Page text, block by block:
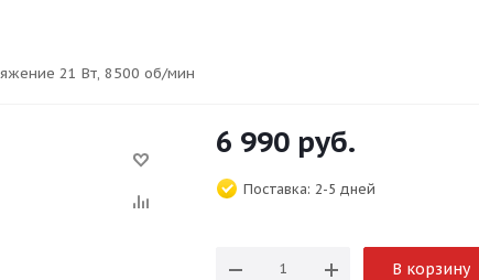
21 Вт, 8500 об/мин
6 990 руб.
Поставка: 2-5 дней
В корзину